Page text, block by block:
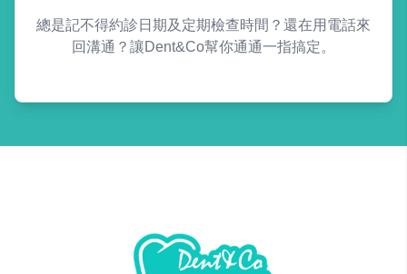
總是記不得約診日期及定期檢查時間？還在用電話來
回溝通？讓Dent&Co幫你通通一指搞定。